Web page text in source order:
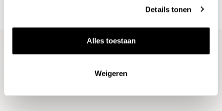
Details tonen
Alles toestaan
Weigeren
Iedere wijn per fles te bestellen
Blijf op de hoogte